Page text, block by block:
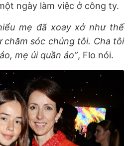
ngày làm việc ở công ty.
mẹ đã xoay xở như thế
chăm sóc chúng tôi. Cha tôi
mẹ ủi quần áo”, Flo nói.